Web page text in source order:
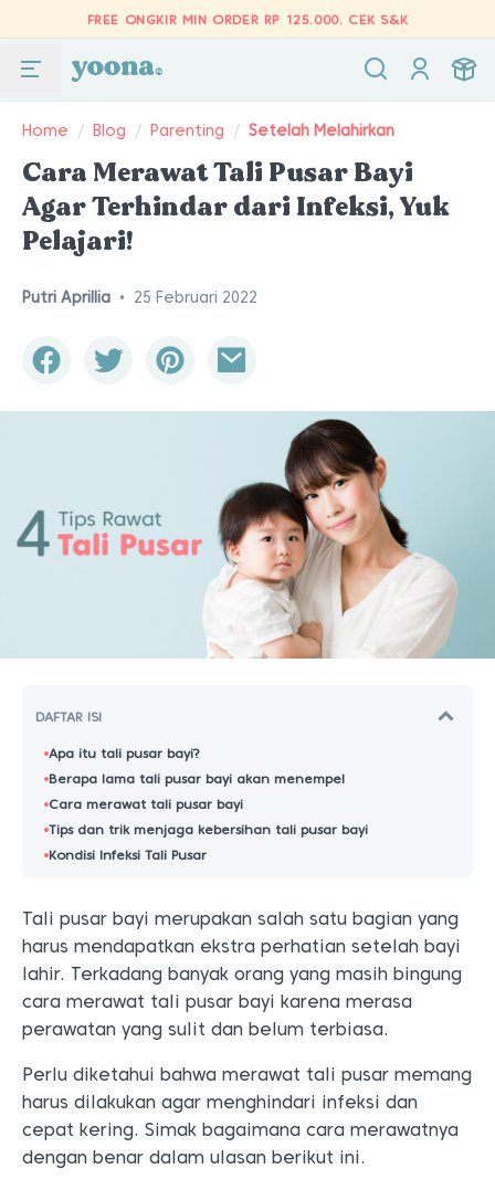
FREE ONGKIR MIN ORDER RP 125.000. CEK S&K
Home / Blog / Parenting / Setelah Melahirkan
Cara Merawat Tali Pusar Bayi
Agar Terhindar dari Infeksi, Yuk
Pelajari!
Putri Aprillia • 25 Februari 2022
DAFTAR ISI
Apa itu tali pusar bayi?
Berapa lama tali pusar bayi akan menempel
Cara merawat tali pusar bayi
Tips dan trik menjaga kebersihan tali pusar bayi
Kondisi Infeksi Tali Pusar
Tali pusar bayi merupakan salah satu bagian yang
harus mendapatkan ekstra perhatian setelah bayi
lahir. Terkadang banyak orang yang masih bingung
cara merawat tali pusar bayi karena merasa
perawatan yang sulit dan belum terbiasa.
Perlu diketahui bahwa merawat tali pusar memang
harus dilakukan agar menghindari infeksi dan
cepat kering. Simak bagaimana cara merawatnya
dengan benar dalam ulasan berikut ini.